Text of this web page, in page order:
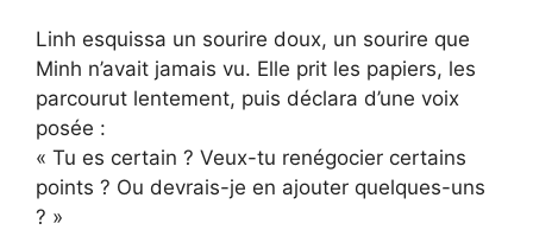
Linh esquissa un sourire doux, un sourire que
Minh n’avait jamais vu. Elle prit les papiers, les
parcourut lentement, puis déclara d’une voix
posée :
« Tu es certain ? Veux-tu renégocier certains
points ? Ou devrais-je en ajouter quelques-uns
? »